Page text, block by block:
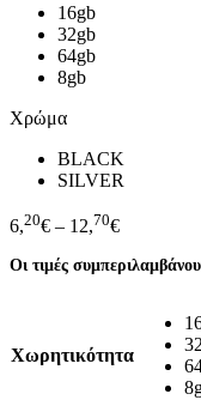
16gb
32gb
64gb
8gb
Χρώμα
BLACK
SILVER
6,20€ – 12,70€
Οι τιμές
Χωρητικότητα